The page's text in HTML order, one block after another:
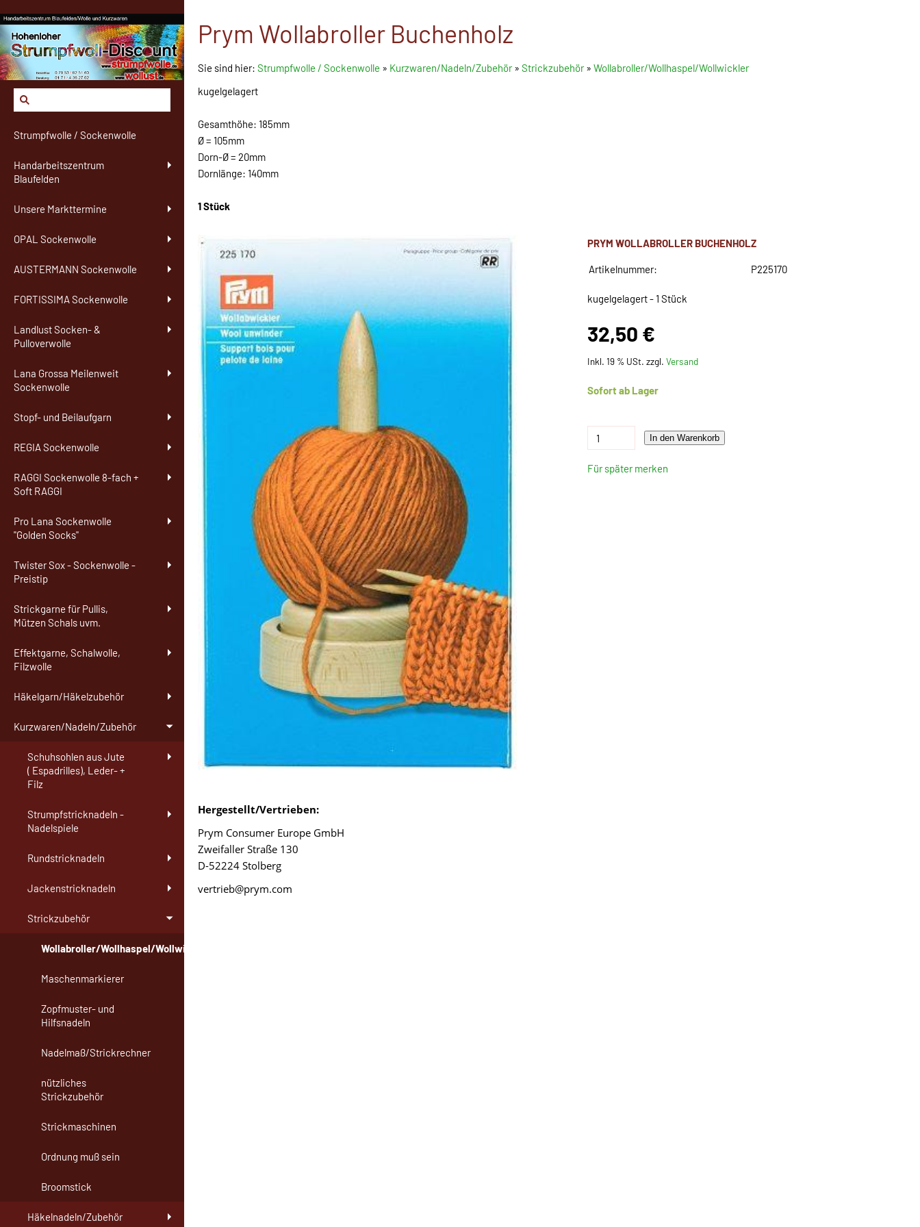
Strumpfwolle / Sockenwolle
Handarbeitszentrum
Blaufelden
Unsere Markttermine
OPAL Sockenwolle
AUSTERMANN Sockenwolle
FORTISSIMA Sockenwolle
Landlust Socken- &
Pulloverwolle
Lana Grossa Meilenweit
Sockenwolle
Stopf- und Beilaufgarn
REGIA Sockenwolle
RAGGI Sockenwolle 8-fach +
Soft RAGGI
Pro Lana Sockenwolle
"Golden Socks"
Twister Sox - Sockenwolle -
Preistip
Strickgarne für Pullis,
Mützen Schals uvm.
Effektgarne, Schalwolle,
Filzwolle
Häkelgarn/Häkelzubehör
Kurzwaren/Nadeln/Zubehör
Schuhsohlen aus Jute
( Espadrilles), Leder- +
Filz
Strumpfstricknadeln -
Nadelspiele
Rundstricknadeln
Jackenstricknadeln
Strickzubehör
Wollabroller/Wollhaspel/Wollwickler
Maschenmarkierer
Zopfmuster- und
Hilfsnadeln
Nadelmaß/Strickrechner
nützliches
Strickzubehör
Strickmaschinen
Ordnung muß sein
Broomstick
Häkelnadeln/Zubehör
Prym Wollabroller Buchenholz
Sie sind hier: Strumpfwolle / Sockenwolle » Kurzwaren/Nadeln/Zubehör» Strickzubehör» Wollabroller/Wollhaspel/Wollwickler
kugelgelagert
Gesamthöhe: 185mm
Ø = 105mm
Dorn-Ø = 20mm
Dornlänge: 140mm
1 Stück
PRYM WOLLABROLLER BUCHENHOLZ
Artikelnummer: P225170
kugelgelagert - 1 Stück
32,50 €
Inkl. 19 % USt. zzgl.Versand
Sofort ab Lager
In den Warenkorb
Für später merken
Hergestellt/Vertrieben:
Prym Consumer Europe GmbH
Zweifaller Straße 130
D-52224 Stolberg
vertrieb@prym.com